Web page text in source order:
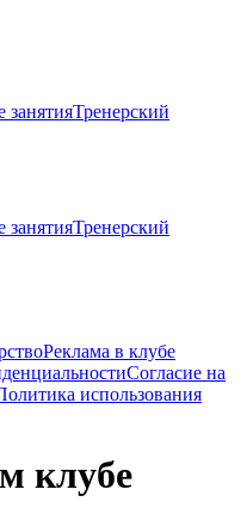
занятияТренерский
занятияТренерский
Реклама в клубе
Согласие на
использования
клубе